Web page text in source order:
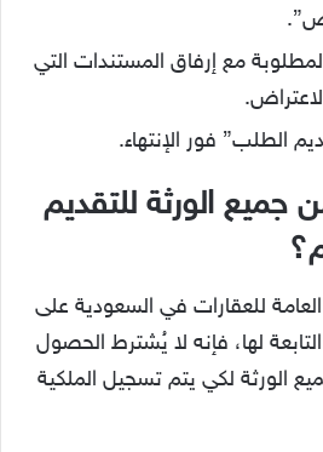
مع إرفاق المستندات التي
الطلب” فور الإنتهاء.
جميع الورثة للتقديم
للعقارات في السعودية على
لها، فإنه لا يُشترط الحصول
الورثة لكي يتم تسجيل الملكية